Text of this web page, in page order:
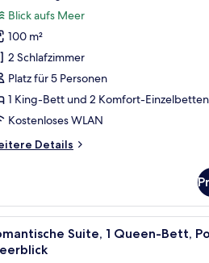
Bewertung)
Blick aufs Meer
100 m²
2 Schlafzimmer
Platz für 5 Personen
1 King-Bett und 2 Komfort-Einzelbetten
Kostenloses WLAN
Details
6
Suite, 1 Queen-Bett,